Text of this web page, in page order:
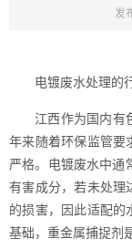
发
电镀废水处理的
江西作为国内有
年来随着环保监管要
严格。电镀废水中通
有害成分，若未处理
的损害，因此适配的
基础，重金属捕捉剂